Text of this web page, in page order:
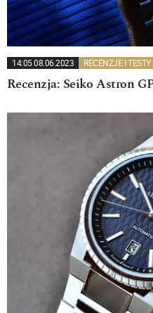
14:05 08.06.2023 RECENZJE I TESTY
Recenzja: Seiko Astron